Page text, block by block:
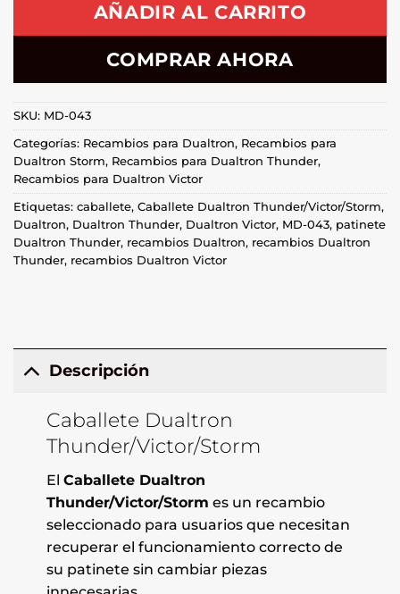
AÑADIR AL CARRITO
COMPRAR AHORA
SKU: MD-043
Categorías: Recambios para Dualtron, Recambios para
Dualtron Storm, Recambios para Dualtron Thunder,
Recambios para Dualtron Victor
Etiquetas: caballete, Caballete Dualtron Thunder/Victor/Storm,
Dualtron, Dualtron Thunder, Dualtron Victor, MD-043, patinete
Dualtron Thunder, recambios Dualtron, recambios Dualtron
Thunder, recambios Dualtron Victor
Descripción
Caballete Dualtron
Thunder/Victor/Storm
El Caballete Dualtron
Thunder/Victor/Storm es un recambio
seleccionado para usuarios que necesitan
recuperar el funcionamiento correcto de
su patinete sin cambiar piezas